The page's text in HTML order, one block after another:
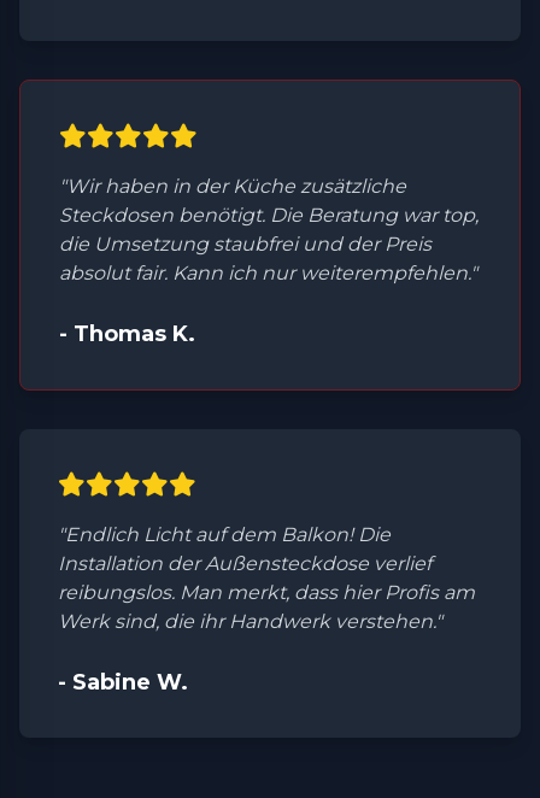
"Wir haben in der Küche zusätzliche
Steckdosen benötigt. Die Beratung war top,
die Umsetzung staubfrei und der Preis
absolut fair. Kann ich nur weiterempfehlen."
- Thomas K.
"Endlich Licht auf dem Balkon! Die
Installation der Außensteckdose verlief
reibungslos. Man merkt, dass hier Profis am
Werk sind, die ihr Handwerk verstehen."
- Sabine W.